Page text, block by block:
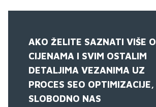
AKO ŽELITE SAZNATI VIŠE O
CIJENAMA I SVIM OSTALIM
DETALJIMA VEZANIMA UZ
PROCES SEO OPTIMIZACIJE,
SLOBODNO NAS